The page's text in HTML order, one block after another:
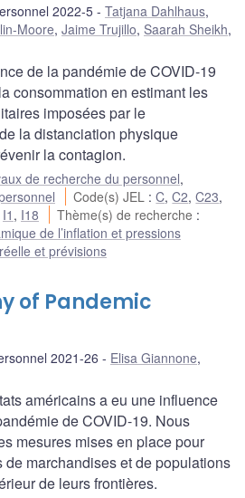
2022-5 Tatjana Dahlhaus,
Moore, Jaime Trujillo, Saarah Sheikh,
de la pandémie de COVID-19
consommation en estimant les
imposées par le
la distanciation physique
la contagion.
de recherche du personnel,
Code(s) JEL :C,C2,C23,
I1 , I18 Thème(s) de recherche :
de l’inflation et pressions
et prévisions
of Pandemic
2021-26 Elisa Giannone,
américains a eu une influence
de COVID-19. Nous
mesures mises en place pour
de marchandises et de populations
de leurs frontières.